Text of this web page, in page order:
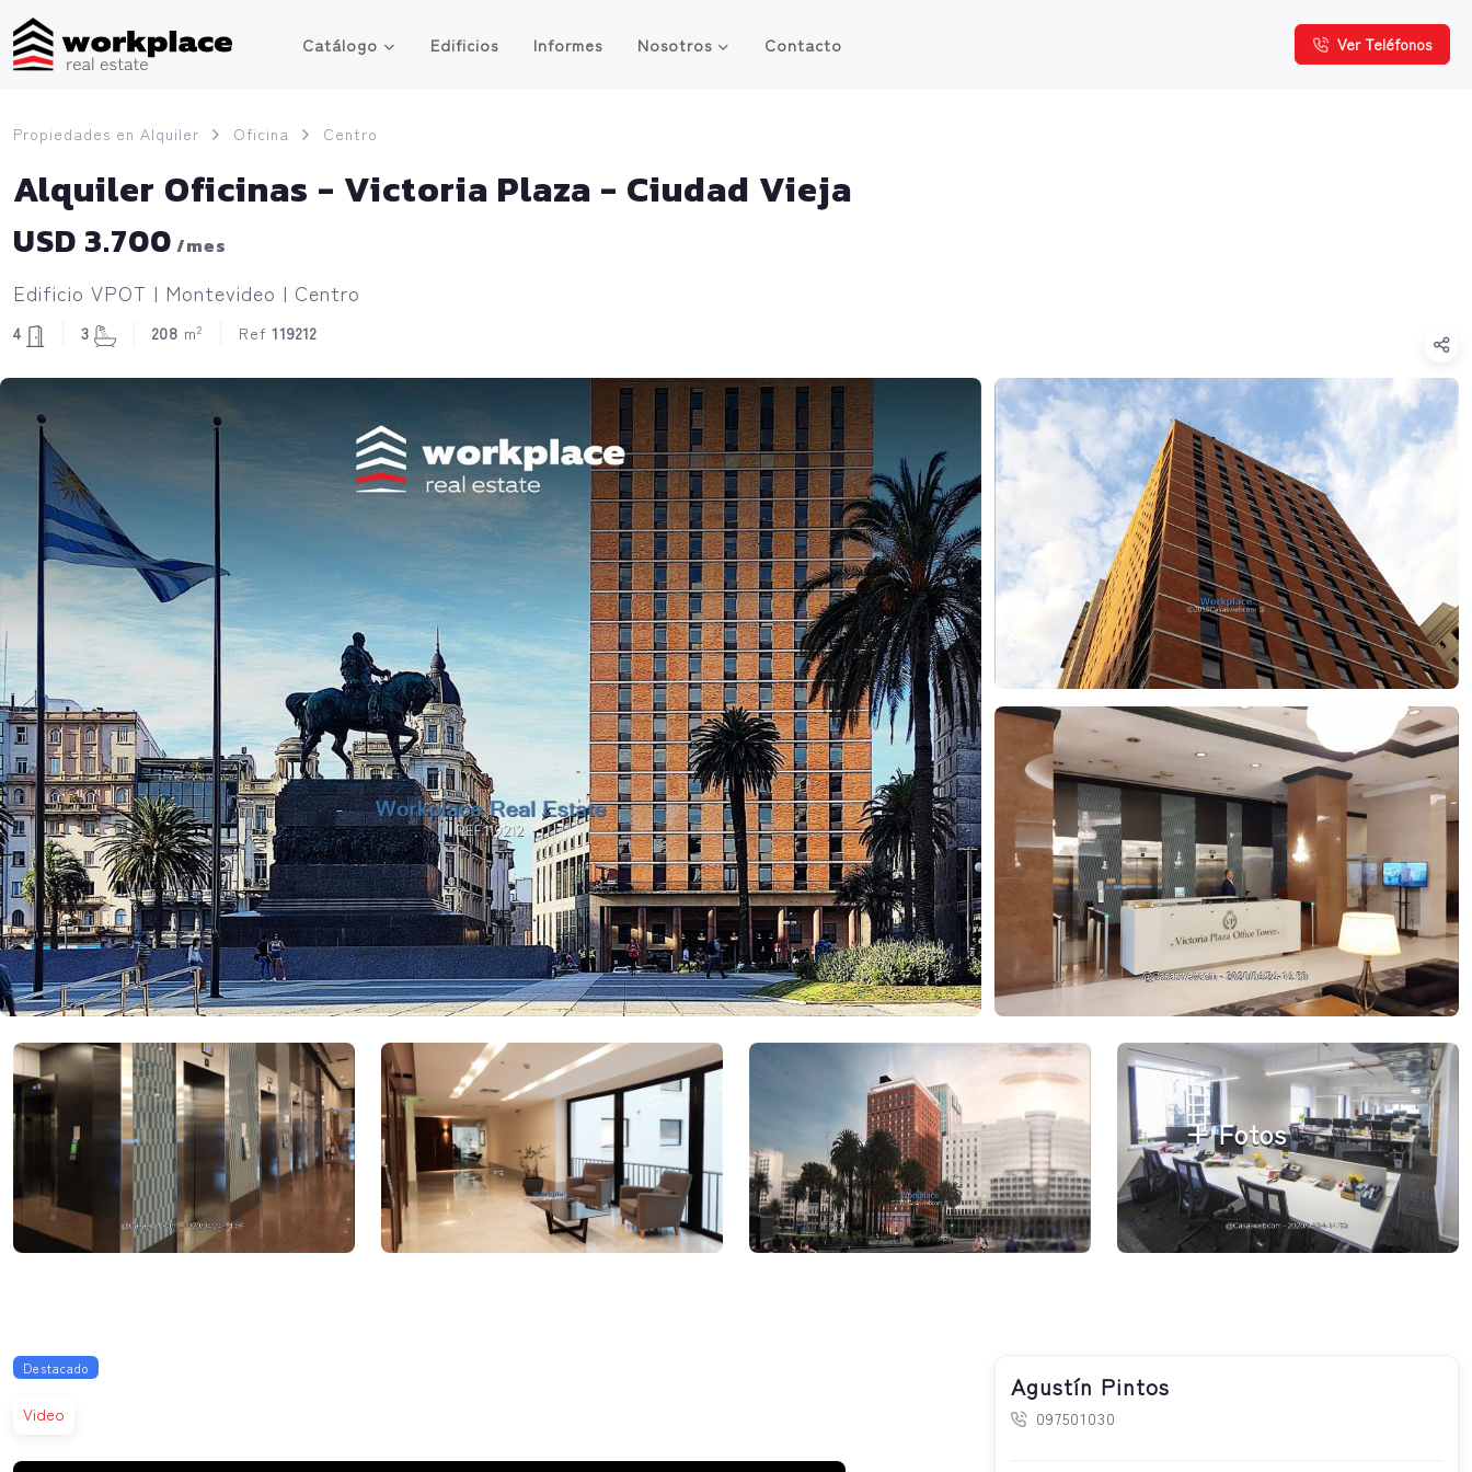
Ver Teléfonos
Catálogo Edificios Informes Nosotros Contacto
Propiedades en Alquiler Oficina Centro
Alquiler Oficinas - Victoria Plaza - Ciudad Vieja
USD 3.700 /mes
Edificio VPOT | Montevideo | Centro
4 3 208 m2 Ref119212
+ Fotos
Destacado
Video
Agustín Pintos
097501030